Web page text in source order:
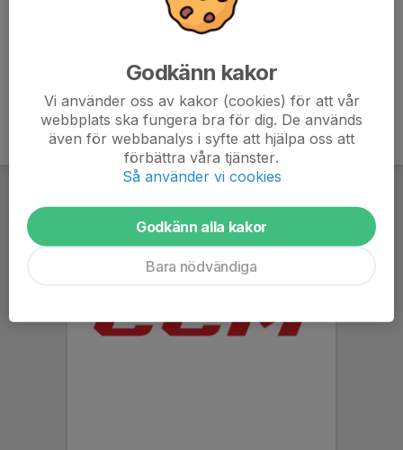
Godkänn kakor
Vi använder oss av kakor (cookies) för att vår
webbplats ska fungera bra för dig. De används
även för webbanalys i syfte att hjälpa oss att
förbättra våra tjänster.
Så använder vi cookies
Godkänn alla kakor
Bara nödvändiga